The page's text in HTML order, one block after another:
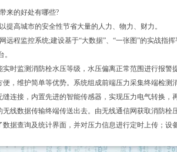
来的好处有哪些?
高城市的安全性节省大量的人力、物力、财力。
程监控系统;建设基于“大数据”、“一张图”的实战指
时监测消防栓水压等级，水压偏离正常范围进行报警
，维护简单等优势。系统组成前端压力采集终端检测
连接，内置先进的智能传感器，实现压力电气转换，
线数据传输终端传送出去。由无线通信网获取消防栓
据查询及统计界面，并对压力信息进行定时上传；设